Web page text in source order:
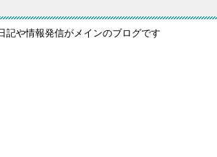
記や情報発信がメインのブログです